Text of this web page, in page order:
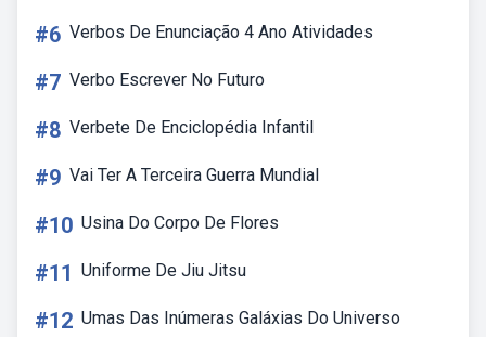
#6 Verbos De Enunciação 4 Ano Atividades
#7 Verbo Escrever No Futuro
#8 Verbete De Enciclopédia Infantil
#9 Vai Ter A Terceira Guerra Mundial
#10 Usina Do Corpo De Flores
#11 Uniforme De Jiu Jitsu
#12 Umas Das Inúmeras Galáxias Do Universo